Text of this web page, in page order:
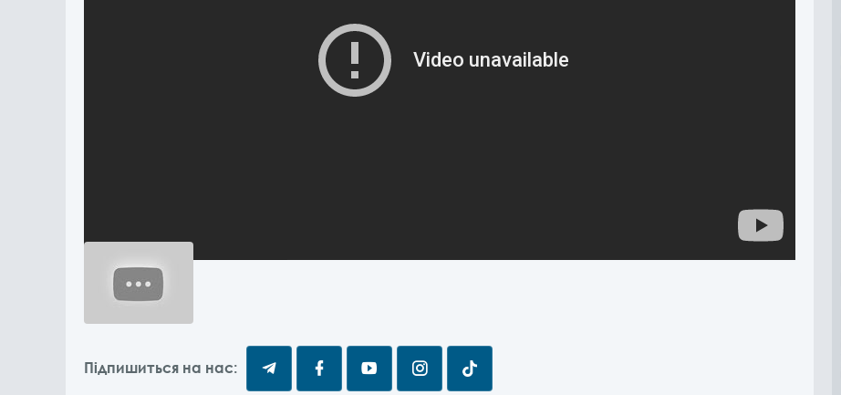
Підпишиться на нас: